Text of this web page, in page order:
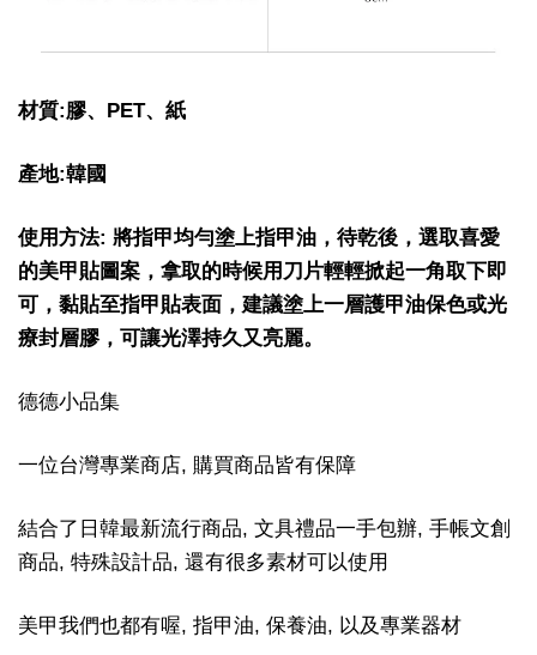
材質:膠、PET、紙
產地:韓國
使用方法: 將指甲均勻塗上指甲油，待乾後，選取喜愛
的美甲貼圖案，拿取的時候用刀片輕輕掀起一角取下即
可，黏貼至指甲貼表面，建議塗上一層護甲油保色或光
療封層膠，可讓光澤持久又亮麗。
德德小品集
一位台灣專業商店, 購買商品皆有保障
結合了日韓最新流行商品, 文具禮品一手包辦, 手帳文創
商品, 特殊設計品, 還有很多素材可以使用
美甲我們也都有喔, 指甲油, 保養油, 以及專業器材